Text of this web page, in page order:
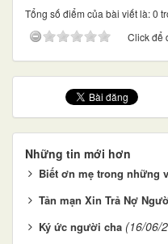
Tổng số điểm của bài viết là: 0
Click để
Những tin mới hơn
Biết ơn mẹ trong những
Tản mạn Xin Trả Nợ
Ký ức người cha (16/06/